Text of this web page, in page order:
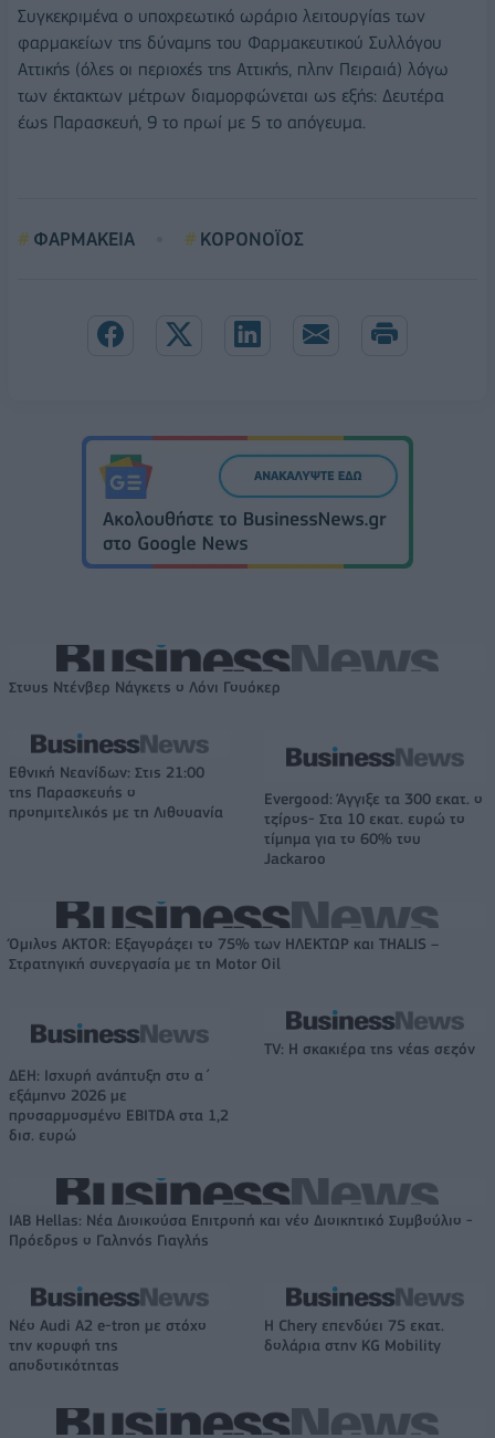
Συγκεκριμένα ο υποχρεωτικό ωράριο λειτουργίας των
φαρμακείων της δύναμης του Φαρμακευτικού Συλλόγου
Αττικής (όλες οι περιοχές της Αττικής, πλην Πειραιά) λόγω
των έκτακτων μέτρων διαμορφώνεται ως εξής: Δευτέρα
έως Παρασκευή, 9 το πρωί με 5 το απόγευμα.
ΦΑΡΜΑΚΕΙΑ ΚΟΡΟΝΟΪΟΣ
Στους Ντένβερ Νάγκετς ο Λόνι Γουόκερ
Εθνική Νεανίδων: Στις 21:00
της Παρασκευής ο
προημιτελικός με τη Λιθουανία
Evergood: Άγγιξε τα 300 εκατ. ο
τζίρος- Στα 10 εκατ. ευρώ το
τίμημα για το 60% του
Jackaroo
Όμιλος AKTOR: Εξαγοράζει το 75% των ΗΛΕΚΤΩΡ και THALIS –
Στρατηγική συνεργασία με τη Motor Oil
ΔΕΗ: Ισχυρή ανάπτυξη στο α΄
εξάμηνο 2026 με
προσαρμοσμένο EBITDA στα 1,2
δισ. ευρώ
TV: Η σκακιέρα της νέας σεζόν
IAB Hellas: Νέα Διοικούσα Επιτροπή και νέο Διοικητικό Συμβούλιο -
Πρόεδρος ο Γαληνός Γιαγλής
Νέο Audi A2 e-tron με στόχο
την κορυφή της
αποδοτικότητας
Η Chery επενδύει 75 εκατ.
δολάρια στην KG Mobility